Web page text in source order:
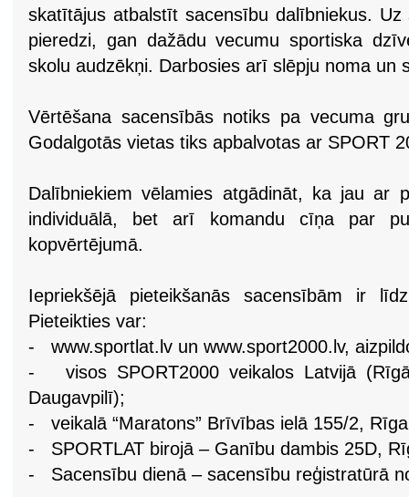
skatītājus atbalstīt sacensību dalībniekus.
pieredzi, gan dažādu vecumu sportiska
skolu audzēkņi. Darbosies arī slēpju noma un
Vērtēšana sacensībās notiks pa vecuma
Godalgotās vietas tiks apbalvotas ar SPORT
Dalībniekiem vēlamies atgādināt, ka jau ar
individuālā, bet arī komandu cīņa par
kopvērtējumā.
Iepriekšējā pieteikšanās sacensībām ir
Pieteikties var:
- www.sportlat.lv un www.sport2000.lv,
- visos SPORT2000 veikalos Latvijā
Daugavpilī);
- veikalā “Maratons” Brīvības ielā 155/2,
- SPORTLAT birojā – Ganību dambis 25D,
- Sacensību dienā – sacensību reģistratūrā